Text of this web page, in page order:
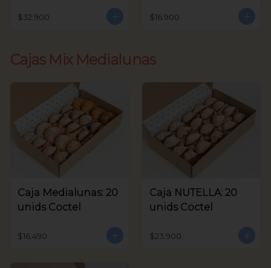
$32.900 $16.900
Cajas Mix Medialunas
Caja Medialunas: 20
unids Coctel
$16.490
Caja NUTELLA: 20
unids Coctel
$23.900